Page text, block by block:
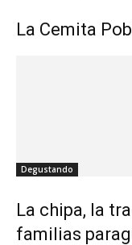
La Cemita
Degustando
La chipa, la
familias